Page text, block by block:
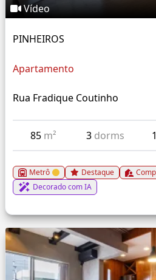
Vídeo
PINHEIROS
Apartamento
Rua Fradique Coutinho
85 m² 3 dorms
Metrô Destaque
Decorado com IA